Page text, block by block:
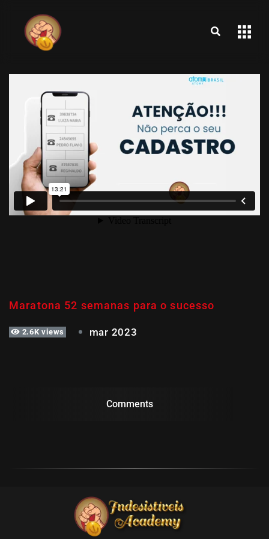
Maratona 52 semanas para o sucesso
2.6K views mar 2023
Comments